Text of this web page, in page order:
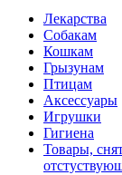
Лекарства
Собакам
Кошкам
Грызунам
Птицам
Аксессуары
Игрушки
Гигиена
Товары,